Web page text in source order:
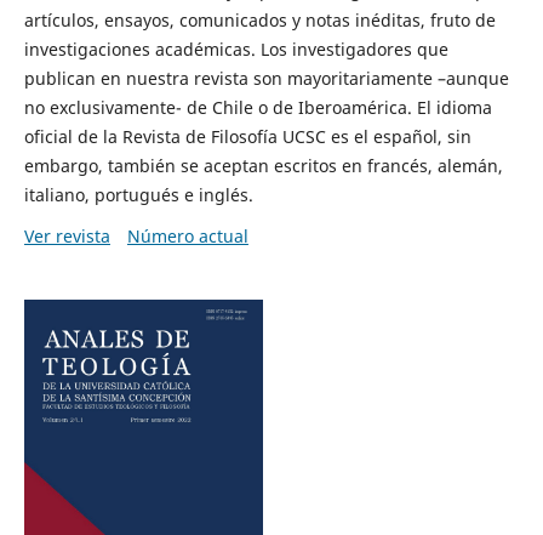
artículos, ensayos, comunicados y notas inéditas, fruto de
investigaciones académicas. Los investigadores que
publican en nuestra revista son mayoritariamente –aunque
no exclusivamente- de Chile o de Iberoamérica. El idioma
oficial de la Revista de Filosofía UCSC es el español, sin
embargo, también se aceptan escritos en francés, alemán,
italiano, portugués e inglés.
Ver revista
Número actual